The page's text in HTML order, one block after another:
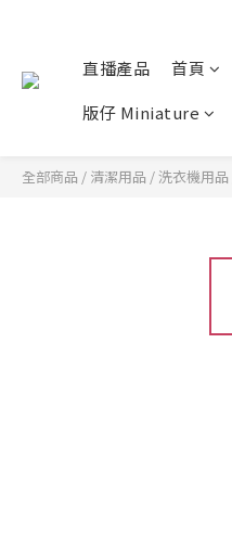
直播產品 首頁
版仔 Miniature
全部商品 / 清潔用品 /洗衣機用品